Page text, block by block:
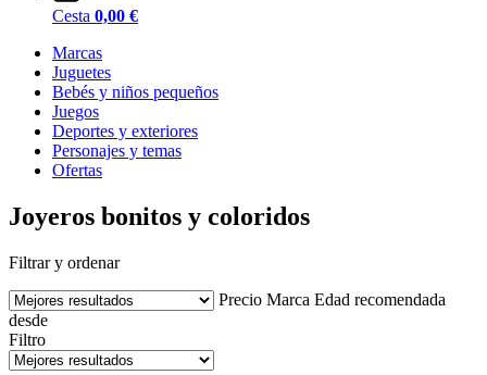
Cesta 0,00 €
Marcas
Juguetes
Bebés y niños pequeños
Juegos
Deportes y exteriores
Personajes y temas
Ofertas
Joyeros bonitos y coloridos
Filtrar y ordenar
Precio Marca Edad recomendada
desde
Filtro